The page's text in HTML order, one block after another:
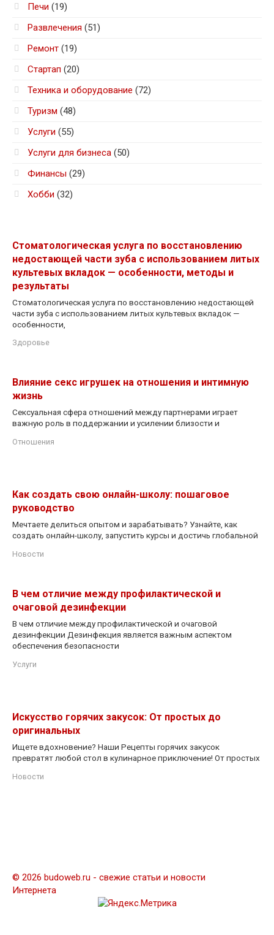
Печи (19)
Развлечения (51)
Ремонт (19)
Стартап (20)
Техника и оборудование (72)
Туризм (48)
Услуги (55)
Услуги для бизнеса (50)
Финансы (29)
Хобби (32)
Стоматологическая услуга по восстановлению
недостающей части зуба с использованием литых
культевых вкладок — особенности, методы и
результаты
Стоматологическая услуга по восстановлению недостающей
части зуба с использованием литых культевых вкладок —
особенности,
Здоровье
Влияние секс игрушек на отношения и интимную
жизнь
Сексуальная сфера отношений между партнерами играет
важную роль в поддержании и усилении близости и
Отношения
Как создать свою онлайн-школу: пошаговое
руководство
Мечтаете делиться опытом и зарабатывать? Узнайте, как
создать онлайн-школу, запустить курсы и достичь глобальной
Новости
В чем отличие между профилактической и
очаговой дезинфекции
В чем отличие между профилактической и очаговой
дезинфекции Дезинфекция является важным аспектом
обеспечения безопасности
Услуги
Искусство горячих закусок: От простых до
оригинальных
Ищете вдохновение? Наши Рецепты горячих закусок
превратят любой стол в кулинарное приключение! От простых
Новости
© 2026 budoweb.ru - свежие статьи и новости
Интернета